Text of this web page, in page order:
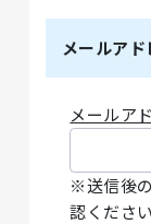
メールアド
メールア
※送信後
認くださ